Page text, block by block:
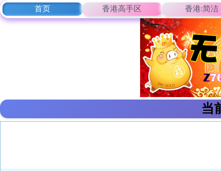
首页 香港高手区 香港:简洁
当